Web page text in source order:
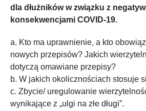
dla dłużników w związku z
konsekwencjami COVID-19.
a. Kto ma uprawnienie, a kto
nowych przepisów? Jakich
dotyczą omawiane przepisy?
b. W jakich okolicznościach stosuje
c. Zbycie/ uregulowanie
wynikające z „ulgi na złe długi”.